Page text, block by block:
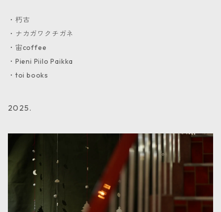
・朽古
・ナカガワクチガネ
・宙coffee
・Pieni Piilo Paikka
・toi books
2025.